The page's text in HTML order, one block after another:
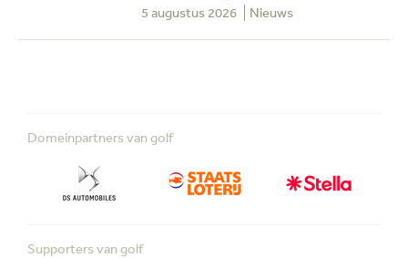
5 augustus 2026 Nieuws
Domeinpartners van golf
Supporters van golf